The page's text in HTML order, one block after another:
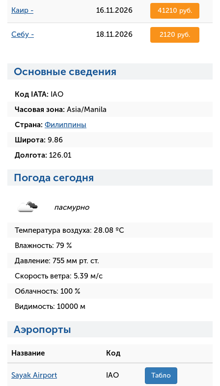
Каир - 16.11.2026 41210 руб.
Себу - 18.11.2026 2120 руб.
Основные сведения
Код IATA: IAO
Часовая зона: Asia/Manila
Страна: Филиппины
Широта: 9.86
Долгота: 126.01
Погода сегодня
пасмурно
Температура воздуха: 28.08 ºC
Влажность: 79 %
Давление: 755 мм рт. ст.
Скорость ветра: 5.39 м/с
Облачность: 100 %
Видимость: 10000 м
Аэропорты
Название Код
Sayak Airport IAO Табло